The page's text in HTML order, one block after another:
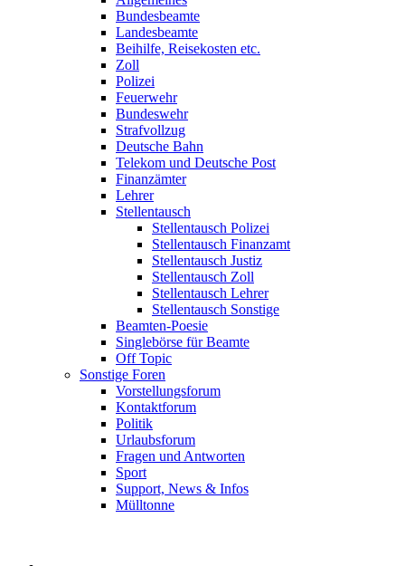
Bundesbeamte
Landesbeamte
Beihilfe, Reisekosten etc.
Zoll
Polizei
Feuerwehr
Bundeswehr
Strafvollzug
Deutsche Bahn
Telekom und Deutsche Post
Finanzämter
Lehrer
Stellentausch
Stellentausch Polizei
Stellentausch Finanzamt
Stellentausch Justiz
Stellentausch Zoll
Stellentausch Lehrer
Stellentausch Sonstige
Beamten-Poesie
Singlebörse für Beamte
Off Topic
Sonstige Foren
Vorstellungsforum
Kontaktforum
Politik
Urlaubsforum
Fragen und Antworten
Sport
Support, News & Infos
Mülltonne